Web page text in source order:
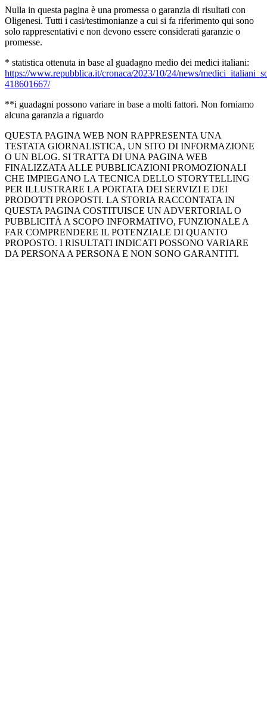
Nulla in questa pagina è una promessa o garanzia di risultati con
Oligenesi. Tutti i casi/testimonianze a cui si fa riferimento qui sono
solo rappresentativi e non devono essere considerati garanzie o
promesse.
* statistica ottenuta in base al guadagno medio dei medici italiani:
https://www.repubblica.it/cronaca/2023/10/24/news/
418601667/
**i guadagni possono variare in base a molti fattori. Non forniamo
alcuna garanzia a riguardo
QUESTA PAGINA WEB NON RAPPRESENTA UNA
TESTATA GIORNALISTICA, UN SITO DI INFORMAZIONE
O UN BLOG. SI TRATTA DI UNA PAGINA WEB
FINALIZZATA ALLE PUBBLICAZIONI PROMOZIONALI
CHE IMPIEGANO LA TECNICA DELLO STORYTELLING
PER ILLUSTRARE LA PORTATA DEI SERVIZI E DEI
PRODOTTI PROPOSTI. LA STORIA RACCONTATA IN
QUESTA PAGINA COSTITUISCE UN ADVERTORIAL O
PUBBLICITÀ A SCOPO INFORMATIVO, FUNZIONALE A
FAR COMPRENDERE IL POTENZIALE DI QUANTO
PROPOSTO. I RISULTATI INDICATI POSSONO VARIARE
DA PERSONA A PERSONA E NON SONO GARANTITI.